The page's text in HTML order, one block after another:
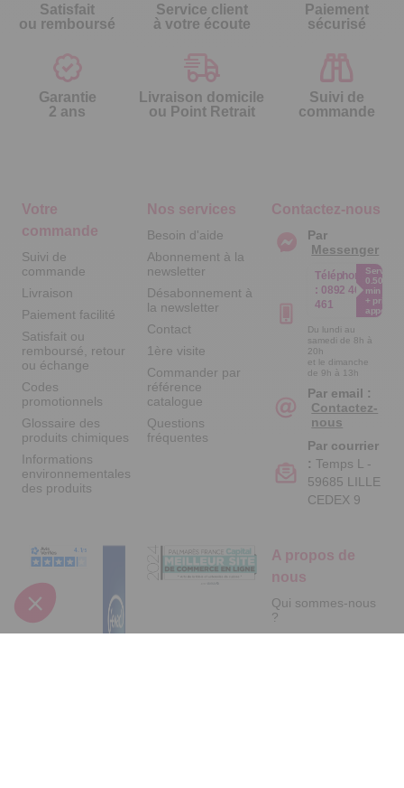
Satisfait
ou remboursé
Service client
à votre écoute
Paiement
sécurisé
Garantie
2 ans
Livraison domicile
ou Point Retrait
Suivi de
commande
Votre
commande
Suivi de
commande
Livraison
Paiement facilité
Satisfait ou
remboursé, retour
ou échange
Codes
promotionnels
Glossaire des
produits chimiques
Informations
environnementales
des produits
Nos services
Besoin d'aide
Abonnement à la
newsletter
Désabonnement à
la newsletter
Contact
1ère visite
Commander par
référence
catalogue
Questions
fréquentes
A propos de
nous
Qui sommes-nous
?
Contactez-nous
Par
Messenger
Téléphone
: 0892 461
461
Service
0.50€ /
min
+ prix
appel
Du lundi au
samedi de 8h à
20h
et le dimanche
de 9h à 13h
Par email :
Contactez-
nous
Par courrier
: Temps L -
59685 LILLE
CEDEX 9